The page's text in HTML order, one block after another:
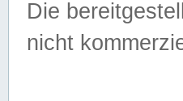
Die
nicht